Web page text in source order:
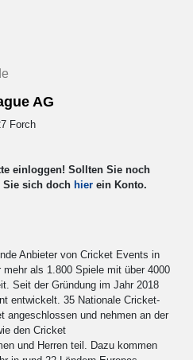
AG
Forch
einloggen! Sollten Sie noch
Sie sich doch hier ein Konto.
Anbieter von Cricket Events in
als 1.800 Spiele mit über 4000
Seit der Gründung im Jahr 2018
entwickelt. 35 Nationale Cricket-
angeschlossen und nehmen an der
den Cricket
und Herren teil. Dazu kommen